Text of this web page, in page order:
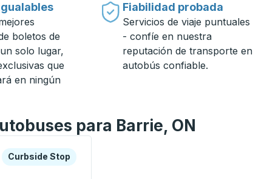
boletos de
solo lugar,
que
en ningún
Fiabilidad probada
Servicios de viaje puntuales
- confíe en nuestra
reputación de transporte en
autobús confiable.
para Barrie, ON
para explorar más sobre esta estación de
Curbside Stop
Curbside Stop